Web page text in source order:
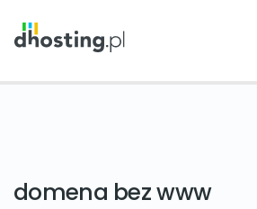
domena bez www